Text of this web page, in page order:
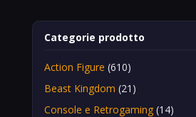
Categorie prodotto
Action Figure (610)
Beast Kingdom (21)
Console e Retrogaming (14)